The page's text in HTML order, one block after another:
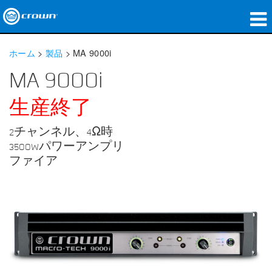
アプリケーション
ネットワークオーディオ
購入先
導入事例
サポート
ホーム > 製品 > MA 9000i
MA 9000i
生産終了
2チャンネル、4Ω時
3500Wパワーアンプリ
ファイア